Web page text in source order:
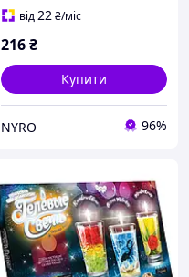
Toys cx.
від22₴/міс
216₴
Купити
NYRO 96%